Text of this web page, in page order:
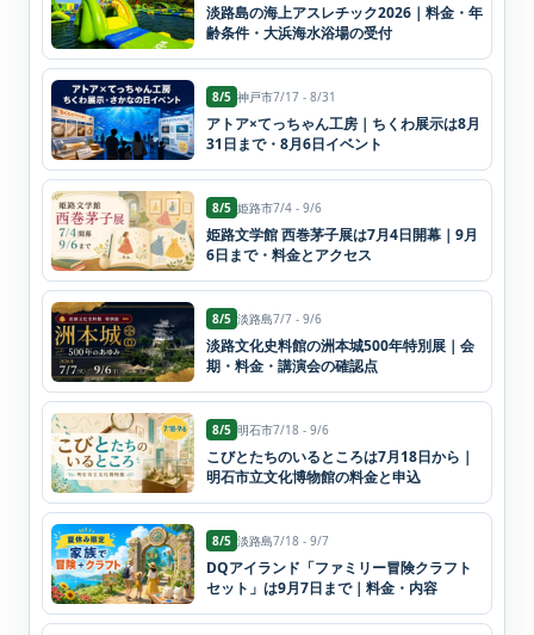
淡路島の海上アスレチック2026｜料金・年
齢条件・大浜海水浴場の受付
8/5 神戸市7/17 - 8/31
アトア×てっちゃん工房｜ちくわ展示は8月
31日まで・8月6日イベント
8/5 姫路市7/4 - 9/6
姫路文学館 西巻茅子展は7月4日開幕｜9月
6日まで・料金とアクセス
8/5 淡路島7/7 - 9/6
淡路文化史料館の洲本城500年特別展｜会
期・料金・講演会の確認点
8/5 明石市7/18 - 9/6
こびとたちのいるところは7月18日から｜
明石市立文化博物館の料金と申込
8/5 淡路島7/18 - 9/7
DQアイランド「ファミリー冒険クラフト
セット」は9月7日まで｜料金・内容